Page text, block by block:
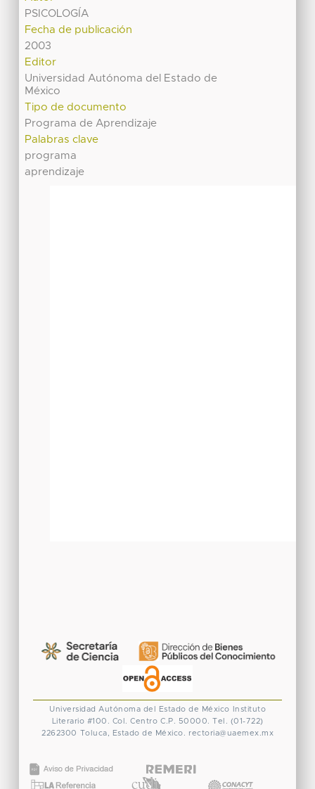
PSICOLOGÍA
Fecha de publicación
2003
Editor
Universidad Autónoma del Estado de
México
Tipo de documento
Programa de Aprendizaje
Palabras clave
programa
aprendizaje
Universidad Autónoma del Estado de México
Instituto
Literario #100. Col. Centro C.P. 50000. Tel. (01-722)
2262300 Toluca, Estado de México. rectoria@uaemex.mx